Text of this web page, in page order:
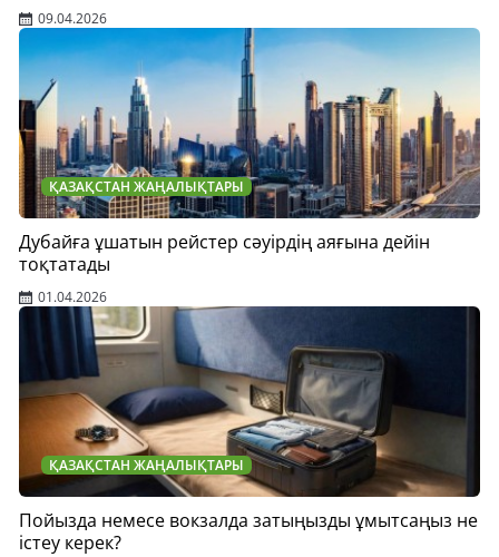
09.04.2026
ҚАЗАҚСТАН ЖАҢАЛЫҚТАРЫ
Дубайға ұшатын рейстер сәуірдің аяғына дейін
тоқтатады
01.04.2026
ҚАЗАҚСТАН ЖАҢАЛЫҚТАРЫ
Пойызда немесе вокзалда затыңызды ұмытсаңыз не
істеу керек?